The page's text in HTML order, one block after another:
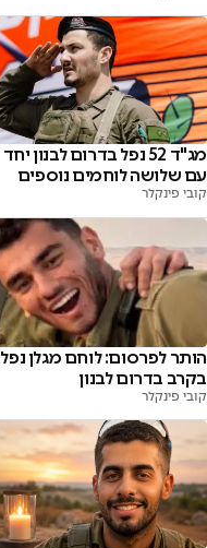
מג"ד 52 נפל בדרום לבנון יחד
עם שלושה לוחמים נוספים
קובי פינקלר
הותר לפרסום: לוחם מגלן נפל
בקרב בדרום לבנון
קובי פינקלר